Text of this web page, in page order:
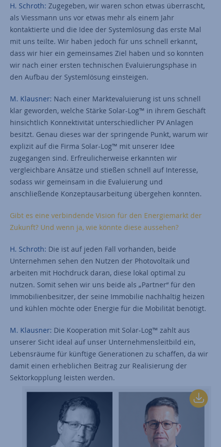
H. Schroth: Zugegeben, wir waren schon etwas überrascht,
als Viessmann uns vor etwas mehr als einem Jahr
kontaktierte und die Idee der Systemlösung das erste Mal
mit uns teilte. Wir haben jedoch für uns schnell erkannt,
dass wir hier ein gemeinsames Ziel haben und so konnten
wir nach einer ersten technischen Evaluierungsphase in
den Aufbau der Systemlösung einsteigen.
M. Klausner: Nach einer Marktevaluierung ist uns schnell
klar geworden, welche Stärke Solar-Log™ in ihrem Geschäft
hinsichtlich Konnektivität unterschiedlicher PV Anlagen
besitzt. Genau dieses war der springende Punkt, warum wir
explizit auf die Firma Solar-Log™ mit unserer Idee
zugegangen sind. Erfreulicherweise erkannten wir
vergleichbare Ansätze und stießen schnell auf Interesse,
sodass wir gemeinsam in die Evaluierung und
anschließende Konzeptausarbeitung übergehen konnten.
Gibt es eine verbindende Vision für den Energiemarkt der
Zukunft? Und wenn ja, wie könnte diese aussehen?
H. Schroth: Die ist auf jeden Fall vorhanden, beide
Unternehmen sehen den Nutzen der Photovoltaik und
arbeiten mit Hochdruck daran, diese lokal optimal zu
nutzen. Somit sehen wir uns beide als „Partner“ für den
Immobilienbesitzer, der seine Immobilie nachhaltig heizen
und kühlen möchte oder Energie für die Mobilität benötigt.
M. Klausner: Die Kooperation mit Solar-Log™ zahlt aus
unserer Sicht ideal auf unser Unternehmensleitbild ein,
Lebensräume für künftige Generationen zu schaffen, da wir
damit einen erheblichen Beitrag zur Realisierung der
Sektorkopplung leisten werden.